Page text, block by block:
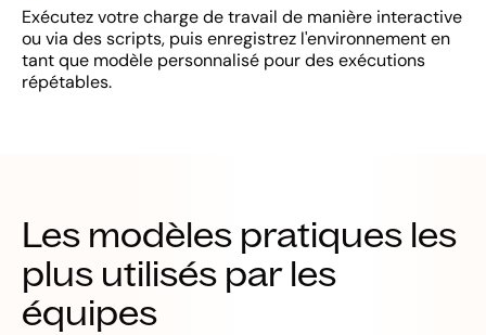
Exécutez votre charge de travail de manière interactive
ou via des scripts, puis enregistrez l'environnement en
tant que modèle personnalisé pour des exécutions
répétables.
Les modèles pratiques les
plus utilisés par les
équipes